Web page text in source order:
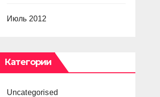
Июль 2012
Категории
Uncategorised